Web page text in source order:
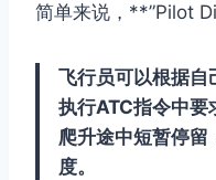
简单来说，**”Pilot
飞行员可以根据自
执行ATC指令中要
爬升途中短暂停留
度。